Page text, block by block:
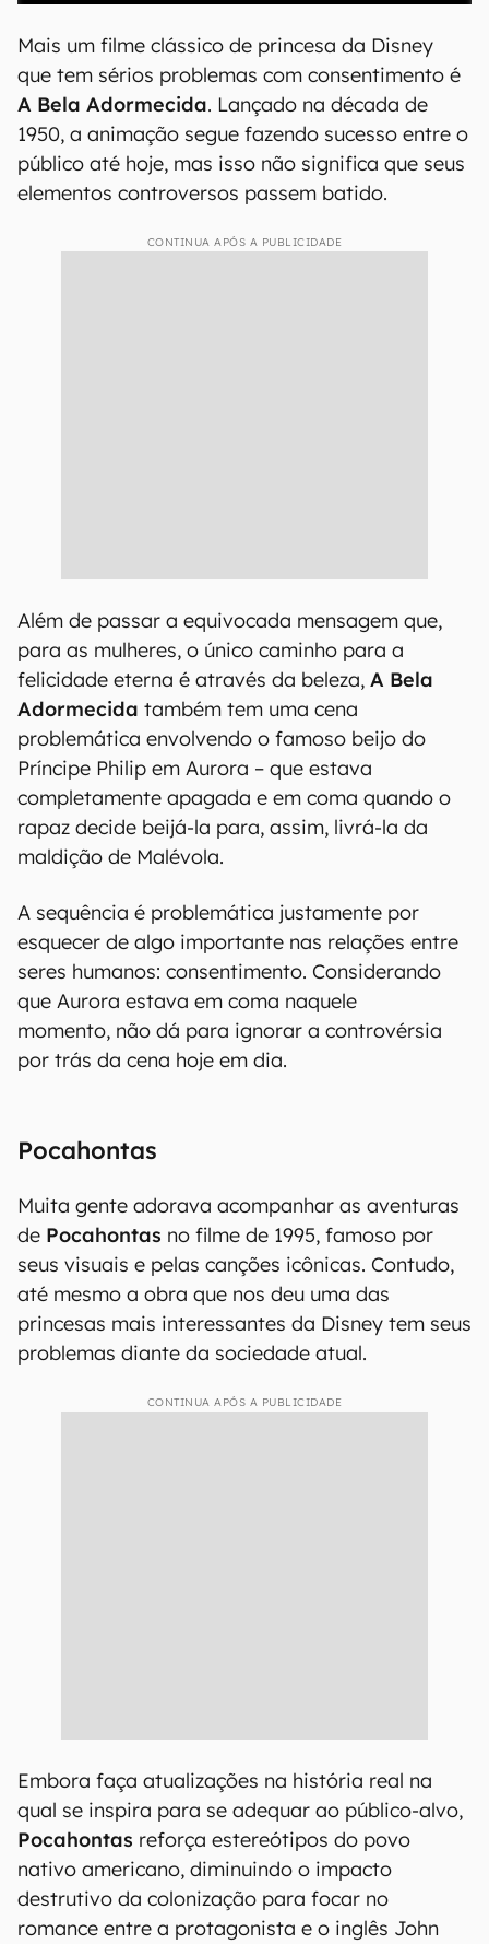
Mais um filme clássico de princesa da Disney
que tem sérios problemas com consentimento é
A Bela Adormecida. Lançado na década de
1950, a animação segue fazendo sucesso entre o
público até hoje, mas isso não significa que seus
elementos controversos passem batido.
CONTINUA APÓS A PUBLICIDADE
Além de passar a equivocada mensagem que,
para as mulheres, o único caminho para a
felicidade eterna é através da beleza, A Bela
Adormecida também tem uma cena
problemática envolvendo o famoso beijo do
Príncipe Philip em Aurora – que estava
completamente apagada e em coma quando o
rapaz decide beijá-la para, assim, livrá-la da
maldição de Malévola.
A sequência é problemática justamente por
esquecer de algo importante nas relações entre
seres humanos: consentimento. Considerando
que Aurora estava em coma naquele
momento, não dá para ignorar a controvérsia
por trás da cena hoje em dia.
Pocahontas
Muita gente adorava acompanhar as aventuras
de Pocahontas no filme de 1995, famoso por
seus visuais e pelas canções icônicas. Contudo,
até mesmo a obra que nos deu uma das
princesas mais interessantes da Disney tem seus
problemas diante da sociedade atual.
CONTINUA APÓS A PUBLICIDADE
Embora faça atualizações na história real na
qual se inspira para se adequar ao público-alvo,
Pocahontas reforça estereótipos do povo
nativo americano, diminuindo o impacto
destrutivo da colonização para focar no
romance entre a protagonista e o inglês John